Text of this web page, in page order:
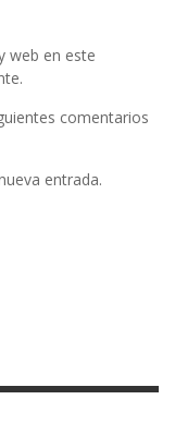
web en este
comentarios
entrada.